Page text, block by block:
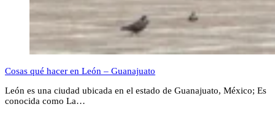
Cosas qué hacer en León – Guanajuato
León es una ciudad ubicada en el estado de Guanajuato, México; Es
conocida como La…